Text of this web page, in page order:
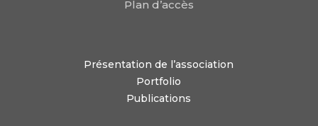
Plan d’accès
Présentation de l’association
Portfolio
Publications